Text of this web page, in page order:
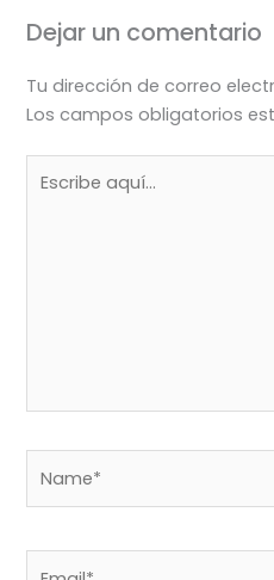
Dejar un comentario
Tu dirección de correo
Los campos obligatorios
aquí...